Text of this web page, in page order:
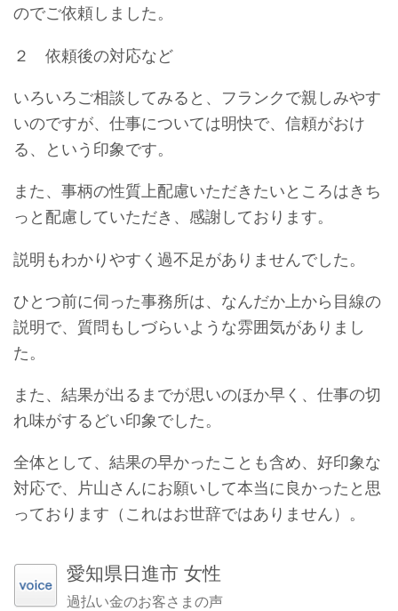
のでご依頼しました。
２ 依頼後の対応など
いろいろご相談してみると、フランクで親しみやす
いのですが、仕事については明快で、信頼がおけ
る、という印象です。
また、事柄の性質上配慮いただきたいところはきち
っと配慮していただき、感謝しております。
説明もわかりやすく過不足がありませんでした。
ひとつ前に伺った事務所は、なんだか上から目線の
説明で、質問もしづらいような雰囲気がありまし
た。
また、結果が出るまでが思いのほか早く、仕事の切
れ味がするどい印象でした。
全体として、結果の早かったことも含め、好印象な
対応で、片山さんにお願いして本当に良かったと思
っております（これはお世辞ではありません）。
愛知県日進市 女性
過払い金のお客さまの声